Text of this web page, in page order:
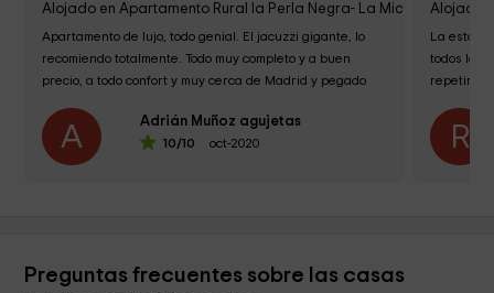
Alojado en Apartamento Rural la Perla Negra- La Mica Real
Apartamento de lujo, todo genial. El jacuzzi gigante, lo
recomiendo totalmente. Todo muy completo y a buen
precio, a todo confort y muy cerca de Madrid y pegado
A Adrián Muñoz agujetas
10/10 oct-2020
Alojado
La
todos los
repetiría
R
Preguntas frecuentes sobre las casas